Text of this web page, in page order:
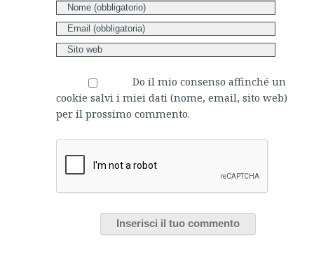
Do il mio consenso affinché un
cookie salvi i miei dati (nome, email, sito web)
per il prossimo commento.